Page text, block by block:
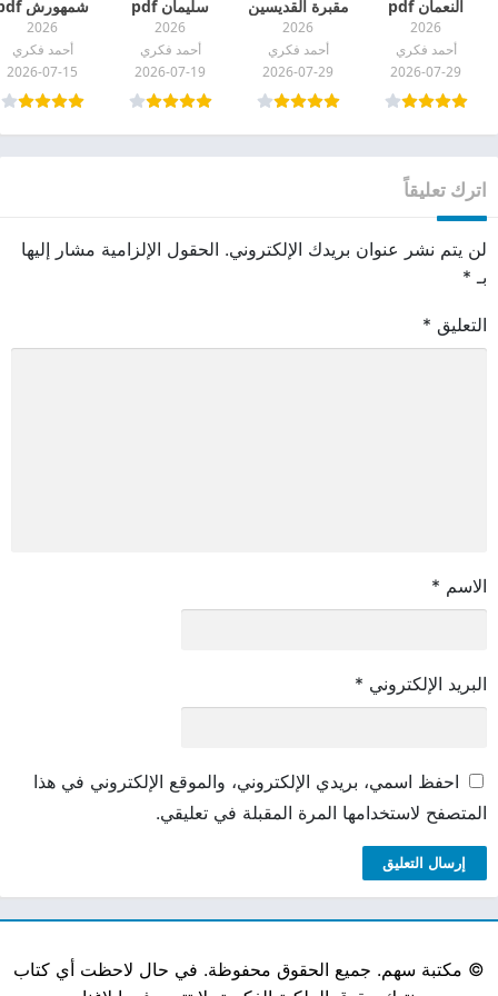
النعمان pdf
2026
أحمد فكري
2026-07-29
مقبرة القديسين
pdf
2026
أحمد فكري
2026-07-29
سليمان pdf
2026
أحمد فكري
2026-07-19
شمهورش pdf
2026
أحمد فكري
2026-07-15
اترك تعليقاً
لن يتم نشر عنوان بريدك الإلكتروني. الحقول الإلزامية مشار إليها
بـ *
التعليق *
الاسم *
البريد الإلكتروني *
احفظ اسمي، بريدي الإلكتروني، والموقع الإلكتروني في هذا
المتصفح لاستخدامها المرة المقبلة في تعليقي.
© مكتبة سهم. جميع الحقوق محفوظة. في حال لاحظت أي كتاب